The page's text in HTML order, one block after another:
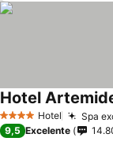
4 EstrelasHotel Spa
Hotel
9,5 Excelente